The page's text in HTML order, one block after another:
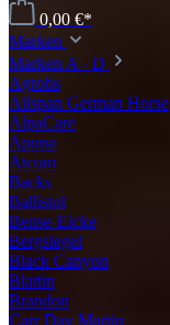
0,00 €*
Marken
Marken A - D
Agrobs
Allspan German Horse
AlpaCare
Apuna
Atcom
Backs
Ballistol
Bense-Eicke
Bergsiegel
Black Canyon
Blattin
Brandon
Carr Day Martin